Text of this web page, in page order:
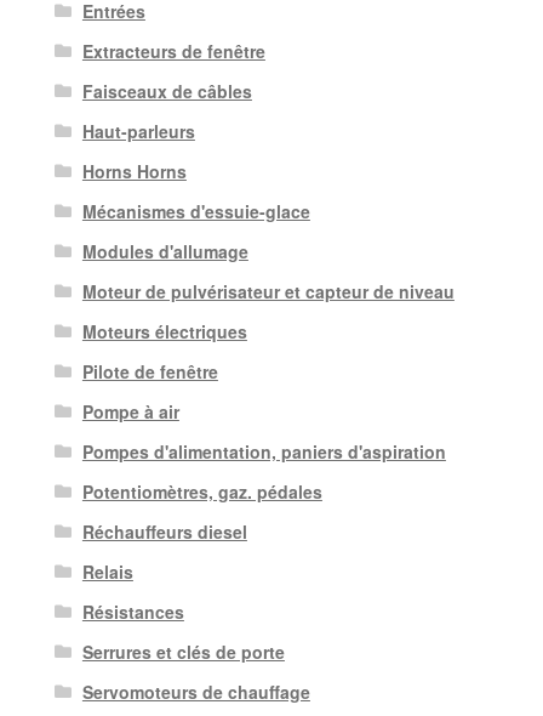
Entrées
Extracteurs de fenêtre
Faisceaux de câbles
Haut-parleurs
Horns Horns
Mécanismes d'essuie-glace
Modules d'allumage
Moteur de pulvérisateur et capteur de niveau
Moteurs électriques
Pilote de fenêtre
Pompe à air
Pompes d'alimentation, paniers d'aspiration
Potentiomètres, gaz. pédales
Réchauffeurs diesel
Relais
Résistances
Serrures et clés de porte
Servomoteurs de chauffage